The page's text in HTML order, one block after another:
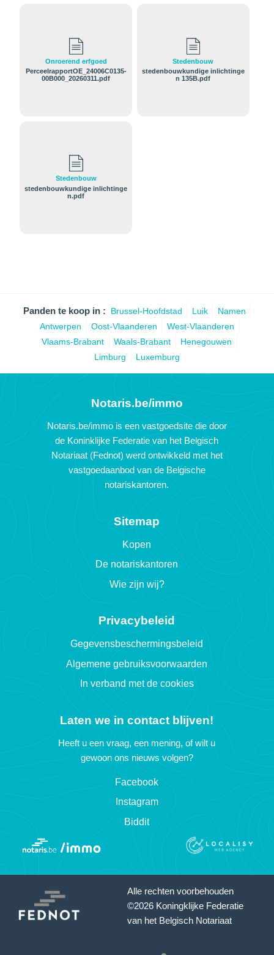
Onroerend erfgoed
PerceelrapportOE_24006C0135-
00B000_20260311.pdf
Stedenbouw
stedenbouwkundige inlichtinge
n 135B.pdf
Stedenbouw
stedenbouwkundige inlichtinge
n.pdf
Panden te koop in : Brussel-Hoofdstad Luik
Namen
Antwerpen
Oost-Vlaanderen
West-Vlaanderen
Vlaams-Brabant
Waals-Brabant
Henegouwen
Limburg
Luxemburg
Notaris.be/immo
Notaris.be/immo is een vastgoedsite die door
de Koninklijke Federatie van het Belgisch
Notariaat (Fednot) werd ontwikkeld met het
vastgoedaanbod van de Belgische
notariskantoren.
Sitemap
Kopen
De notariskantoren
Wie zijn wij?
Privacybeleid
Gegevensbeschermingsbeleid
Algemene gebruiksvoorwaarden
In verband met de cookies
Laten we in contact blijven!
Heeft u een vraag, een mening, of wilt u
gewoon ons nieuws volgen?
Facebook
Instagram
Biddit
Alle rechten voorbehouden
©2026 Koningklijke Federatie
van het Belgisch Notariaat